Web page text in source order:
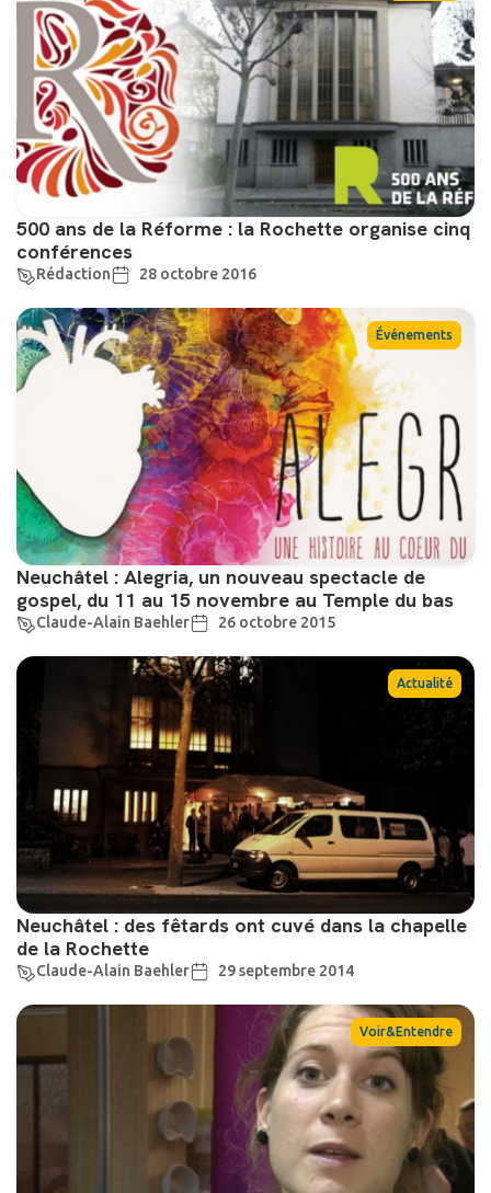
500 ans de la Réforme : la Rochette organise cinq
conférences
Rédaction 28 octobre 2016
Événements
Neuchâtel : Alegria, un nouveau spectacle de
gospel, du 11 au 15 novembre au Temple du bas
Claude-Alain Baehler 26 octobre 2015
Actualité
Neuchâtel : des fêtards ont cuvé dans la chapelle
de la Rochette
Claude-Alain Baehler 29 septembre 2014
Voir&Entendre